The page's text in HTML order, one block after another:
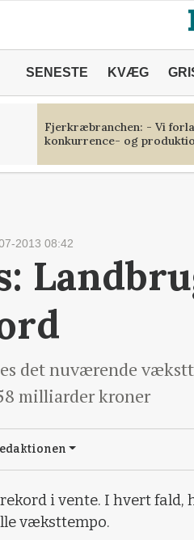
SENESTE KVÆG
Fjerkræbranchen: - Vi
konkurrence- og
2013 08:42
det nuværende
milliarder kroner
i vente. I hvert
væksttempo.